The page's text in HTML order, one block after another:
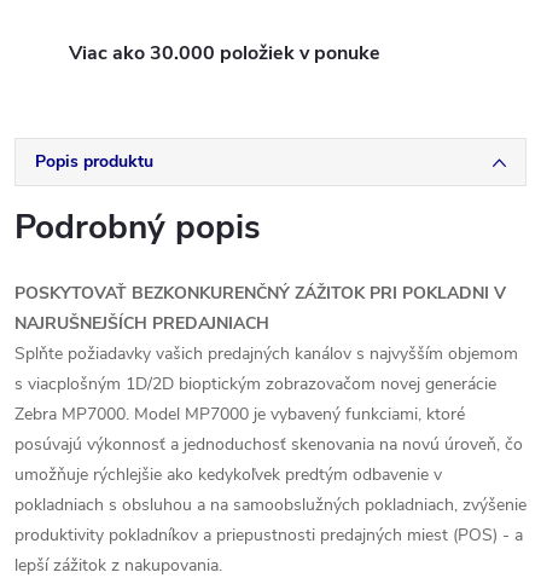
Viac ako 30.000 položiek v ponuke
Popis produktu
Podrobný popis
POSKYTOVAŤ BEZKONKURENČNÝ ZÁŽITOK PRI POKLADNI V
NAJRUŠNEJŠÍCH PREDAJNIACH
Splňte požiadavky vašich predajných kanálov s najvyšším objemom
s viacplošným 1D/2D bioptickým zobrazovačom novej generácie
Zebra MP7000. Model MP7000 je vybavený funkciami, ktoré
posúvajú výkonnosť a jednoduchosť skenovania na novú úroveň, čo
umožňuje rýchlejšie ako kedykoľvek predtým odbavenie v
pokladniach s obsluhou a na samoobslužných pokladniach, zvýšenie
produktivity pokladníkov a priepustnosti predajných miest (POS) - a
lepší zážitok z nakupovania.